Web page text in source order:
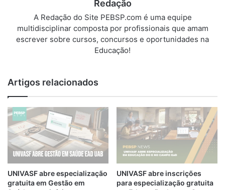
Redação
A Redação do Site PEBSP.com é uma equipe
multidisciplinar composta por profissionais que amam
escrever sobre cursos, concursos e oportunidades na
Educação!
Artigos relacionados
UNIVASF abre especialização
gratuita em Gestão em
UNIVASF abre inscrições
para especialização gratuita